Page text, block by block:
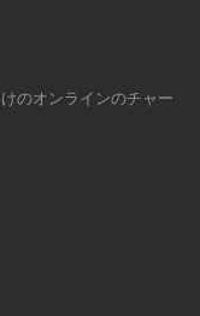
のオンラインのチャー